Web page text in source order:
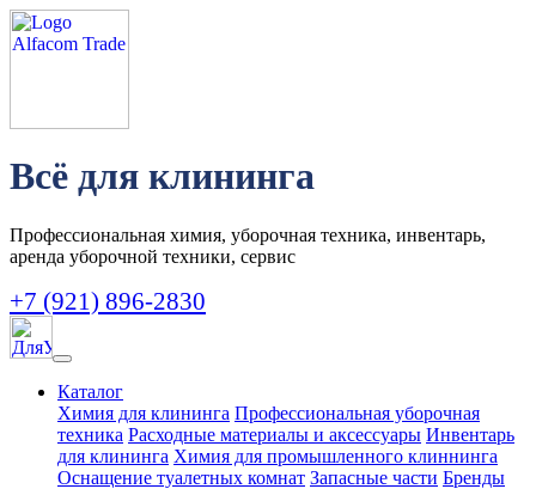
Всё для клининга
Профессиональная химия, уборочная техника, инвентарь,
аренда уборочной техники, сервис
+7 (921) 896-2830
Каталог
Химия для клининга Профессиональная уборочная
техника Расходные материалы и аксессуары Инвентарь
для клининга Химия для промышленного клиннинга
Оснащение туалетных комнат Запасные части Бренды